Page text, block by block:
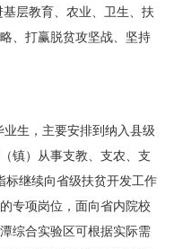
层教育、农业、卫生、扶
、打赢脱贫攻坚战、坚持
业生，主要安排到纳入县级
镇）从事支教、支农、支
标继续向省级扶贫开发工作
专项岗位，面向省内院校
综合实验区可根据实际需